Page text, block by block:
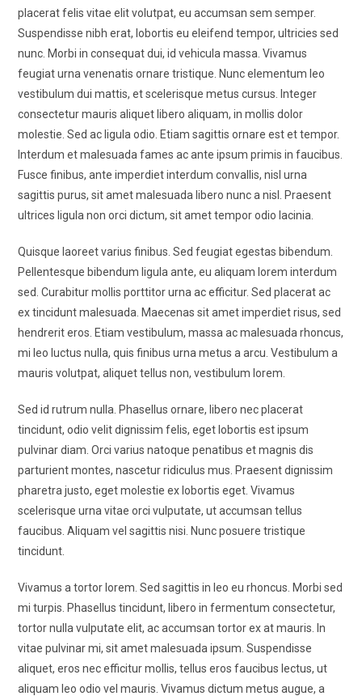
placerat felis vitae elit volutpat, eu accumsan sem semper.
Suspendisse nibh erat, lobortis eu eleifend tempor, ultricies sed
nunc. Morbi in consequat dui, id vehicula massa. Vivamus
feugiat urna venenatis ornare tristique. Nunc elementum leo
vestibulum dui mattis, et scelerisque metus cursus. Integer
consectetur mauris aliquet libero aliquam, in mollis dolor
molestie. Sed ac ligula odio. Etiam sagittis ornare est et tempor.
Interdum et malesuada fames ac ante ipsum primis in faucibus.
Fusce finibus, ante imperdiet interdum convallis, nisl urna
sagittis purus, sit amet malesuada libero nunc a nisl. Praesent
ultrices ligula non orci dictum, sit amet tempor odio lacinia.
Quisque laoreet varius finibus. Sed feugiat egestas bibendum.
Pellentesque bibendum ligula ante, eu aliquam lorem interdum
sed. Curabitur mollis porttitor urna ac efficitur. Sed placerat ac
ex tincidunt malesuada. Maecenas sit amet imperdiet risus, sed
hendrerit eros. Etiam vestibulum, massa ac malesuada rhoncus,
mi leo luctus nulla, quis finibus urna metus a arcu. Vestibulum a
mauris volutpat, aliquet tellus non, vestibulum lorem.
Sed id rutrum nulla. Phasellus ornare, libero nec placerat
tincidunt, odio velit dignissim felis, eget lobortis est ipsum
pulvinar diam. Orci varius natoque penatibus et magnis dis
parturient montes, nascetur ridiculus mus. Praesent dignissim
pharetra justo, eget molestie ex lobortis eget. Vivamus
scelerisque urna vitae orci vulputate, ut accumsan tellus
faucibus. Aliquam vel sagittis nisi. Nunc posuere tristique
tincidunt.
Vivamus a tortor lorem. Sed sagittis in leo eu rhoncus. Morbi sed
mi turpis. Phasellus tincidunt, libero in fermentum consectetur,
tortor nulla vulputate elit, ac accumsan tortor ex at mauris. In
vitae pulvinar mi, sit amet malesuada ipsum. Suspendisse
aliquet, eros nec efficitur mollis, tellus eros faucibus lectus, ut
aliquam leo odio vel mauris. Vivamus dictum metus augue, a